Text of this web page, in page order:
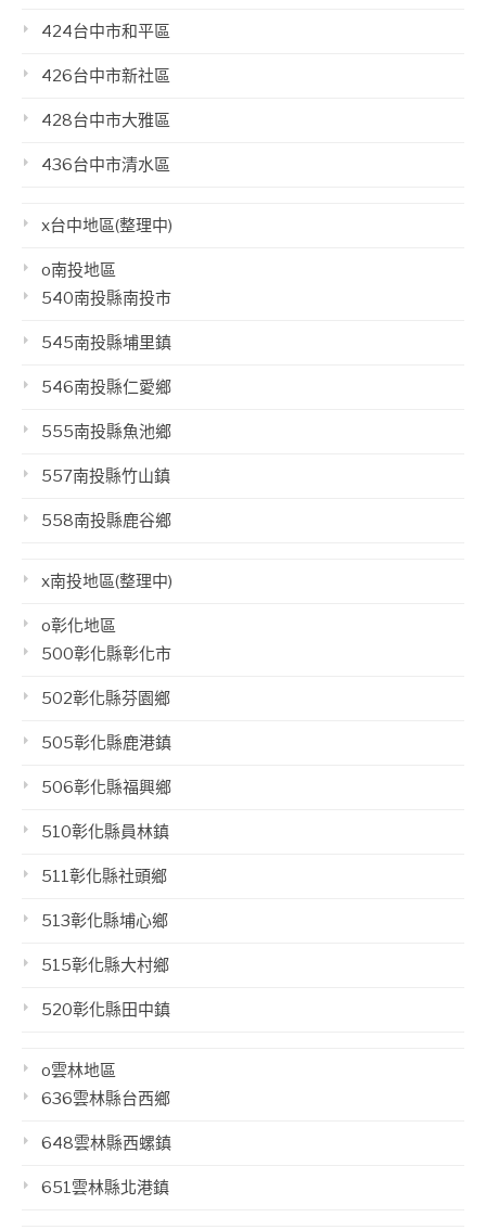
424台中市和平區
426台中市新社區
428台中市大雅區
436台中市清水區
x台中地區(整理中)
o南投地區
540南投縣南投市
545南投縣埔里鎮
546南投縣仁愛鄉
555南投縣魚池鄉
557南投縣竹山鎮
558南投縣鹿谷鄉
x南投地區(整理中)
o彰化地區
500彰化縣彰化市
502彰化縣芬園鄉
505彰化縣鹿港鎮
506彰化縣福興鄉
510彰化縣員林鎮
511彰化縣社頭鄉
513彰化縣埔心鄉
515彰化縣大村鄉
520彰化縣田中鎮
o雲林地區
636雲林縣台西鄉
648雲林縣西螺鎮
651雲林縣北港鎮